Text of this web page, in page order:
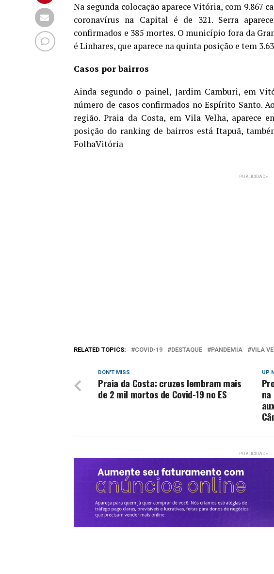
Na segunda colocação aparece Vitória, com 9.867
coronavírus na Capital é de 321. Serra
confirmados e 385 mortes. O município fora da
é Linhares, que aparece na quinta posição e tem
Casos por bairros
Ainda segundo o painel, Jardim Camburi, em
número de casos confirmados no Espírito Santo.
região. Praia da Costa, em Vila Velha, aparece
posição do ranking de bairros está Itapuã,
FolhaVitória
RELATED TOPICS: COVID-19 DESTAQUE PANDEMIA VILA
UP
DON'T MISS
Praia da Costa: cruzes lembram mais
de 2 mil mortos de Covid-19 no ES